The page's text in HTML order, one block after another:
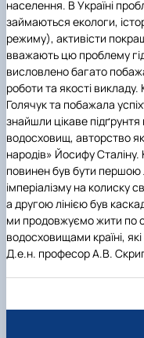
населення. В Україні
займаються екологи,
режиму), активісти
вважають цю проблему
висловлено багато
роботи та якості
Голячук та побажала
знайшли цікаве
водосховищ, авторство
народів» Йосифу
повинен був бути першою
імперіалізму на колиску
а другою лінією був
ми продовжуємо жити по
водосховищами країні,
Д.е.н. професор А.В.